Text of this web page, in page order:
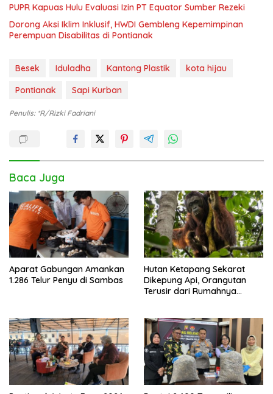
PUPR Kapuas Hulu Evaluasi Izin PT Equator Sumber Rezeki
Dorong Aksi Iklim Inklusif, HWDI Gembleng Kepemimpinan
Perempuan Disabilitas di Pontianak
Besek Iduladha Kantong Plastik
kota hijau
Pontianak
Sapi Kurban
Penulis: *R/Rizki Fadriani
Baca Juga
Aparat Gabungan Amankan
1.286 Telur Penyu di Sambas
Hutan Ketapang Sekarat
Dikepung Api, Orangutan
Terusir dari Rumahnya